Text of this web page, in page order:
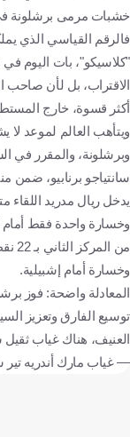
خشبات مرمى برشلونة
"كلاسيكو"، بات اليوم
الاقتراب، بل لأن
أكثر قسوة، خارج
ويتأهب العالم لموعد لا
وبرشلونة، والمقرر في
سانتياجو برنابيو، ضمن
وخسارة واحدة فقط أمام
وخسارة أمام إشبيلية.
المعادلة واضحة: فوز
توسيع الفارق وتعزيز
العنيف، هناك غياب
— غياب مارك أندريه